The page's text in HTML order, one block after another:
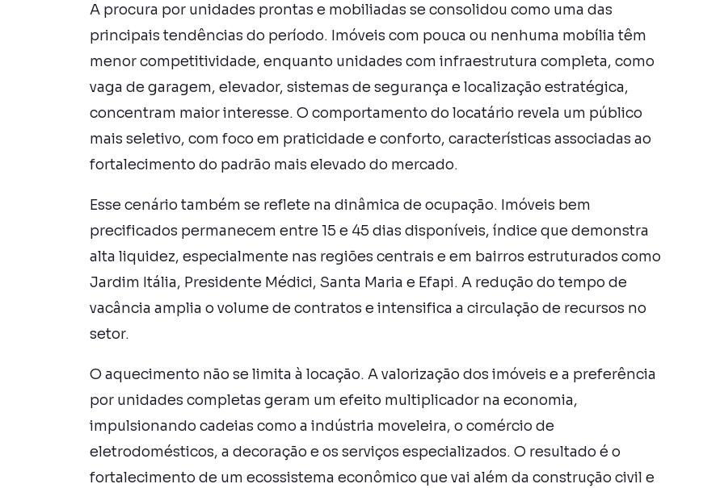
A procura por unidades prontas e mobiliadas se consolidou como uma das
principais tendências do período. Imóveis com pouca ou nenhuma mobília têm
menor competitividade, enquanto unidades com infraestrutura completa, como
vaga de garagem, elevador, sistemas de segurança e localização estratégica,
concentram maior interesse. O comportamento do locatário revela um público
mais seletivo, com foco em praticidade e conforto, características associadas ao
fortalecimento do padrão mais elevado do mercado.
Esse cenário também se reflete na dinâmica de ocupação. Imóveis bem
precificados permanecem entre 15 e 45 dias disponíveis, índice que demonstra
alta liquidez, especialmente nas regiões centrais e em bairros estruturados como
Jardim Itália, Presidente Médici, Santa Maria e Efapi. A redução do tempo de
vacância amplia o volume de contratos e intensifica a circulação de recursos no
setor.
O aquecimento não se limita à locação. A valorização dos imóveis e a preferência
por unidades completas geram um efeito multiplicador na economia,
impulsionando cadeias como a indústria moveleira, o comércio de
eletrodomésticos, a decoração e os serviços especializados. O resultado é o
fortalecimento de um ecossistema econômico que vai além da construção civil e